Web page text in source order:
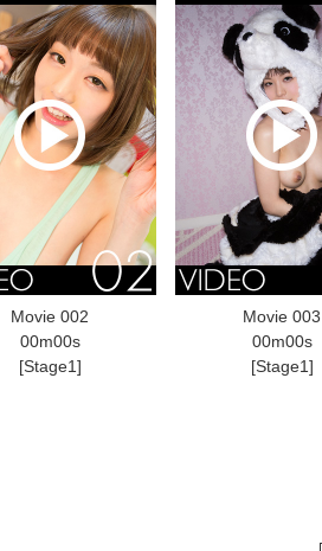
Movie 002
00m00s
[Stage1]
Movie 003
00m00s
[Stage1]